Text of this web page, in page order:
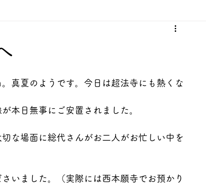
真夏のようです。今日は超法寺にも熱くな
本日無事にご安置されました。
な場面に総代さんがお二人がお忙しい中を
いました。（実際には西本願寺でお預かり